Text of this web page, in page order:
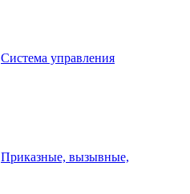
Система управления
Приказные, вызывные,